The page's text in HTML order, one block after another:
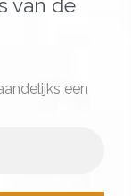
van de
een